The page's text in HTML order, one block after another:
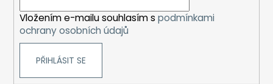
e
Vložením e-mailu souhlasím s podmínkami
ochrany osobních údajů
PŘIHLÁSIT SE